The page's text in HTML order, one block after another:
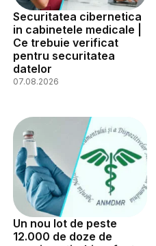
Securitatea cibernetica
in cabinetele medicale |
Ce trebuie verificat
pentru securitatea
datelor
07.08.2026
Un nou lot de peste
12.000 de doze de